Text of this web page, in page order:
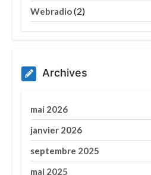
Webradio(2)
Archives
mai 2026
janvier 2026
septembre 2025
mai 2025